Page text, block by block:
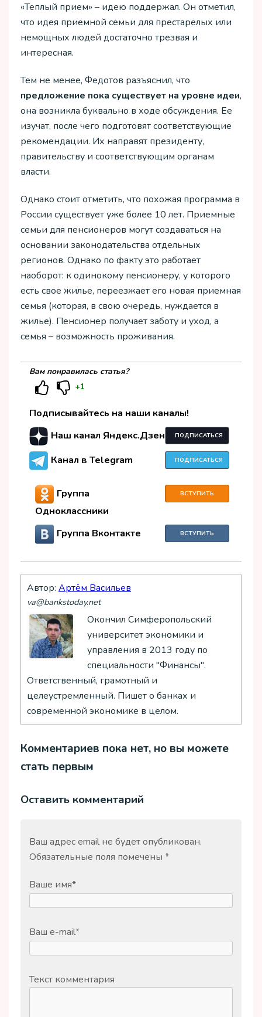
«Теплый прием» – идею поддержал. Он отметил,
что идея приемной семьи для престарелых или
немощных людей достаточно трезвая и
интересная.
Тем не менее, Федотов разъяснил, что
предложение пока существует на уровне идеи,
она возникла буквально в ходе обсуждения. Ее
изучат, после чего подготовят соответствующие
рекомендации. Их направят президенту,
правительству и соответствующим органам
власти.
Однако стоит отметить, что похожая программа в
России существует уже более 10 лет. Приемные
семьи для пенсионеров могут создаваться на
основании законодательства отдельных
регионов. Однако по факту это работает
наоборот: к одинокому пенсионеру, у которого
есть свое жилье, переезжает его новая приемная
семья (которая, в свою очередь, нуждается в
жилье). Пенсионер получает заботу и уход, а
семья – возможность проживания.
Вам понравилась статья?
+1
Подписывайтесь на наши каналы!
Наш канал Яндекс.Дзен
ПОДПИСАТЬСЯ
Канал в Telegram ПОДПИСАТЬСЯ
Группа
Одноклассники
ВСТУПИТЬ
Группа Вконтакте ВСТУПИТЬ
Автор: Артём Васильев
va@bankstoday.net
Окончил Симферопольский
университет экономики и
управления в 2013 году по
специальности "Финансы".
Ответственный, грамотный и
целеустремленный. Пишет о банках и
современной экономике в целом.
Комментариев пока нет, но вы можете
стать первым
Оставить комментарий
Ваш адрес email не будет опубликован.
Обязательные поля помечены *
Ваше имя*
Ваш e-mail*
Текст комментария